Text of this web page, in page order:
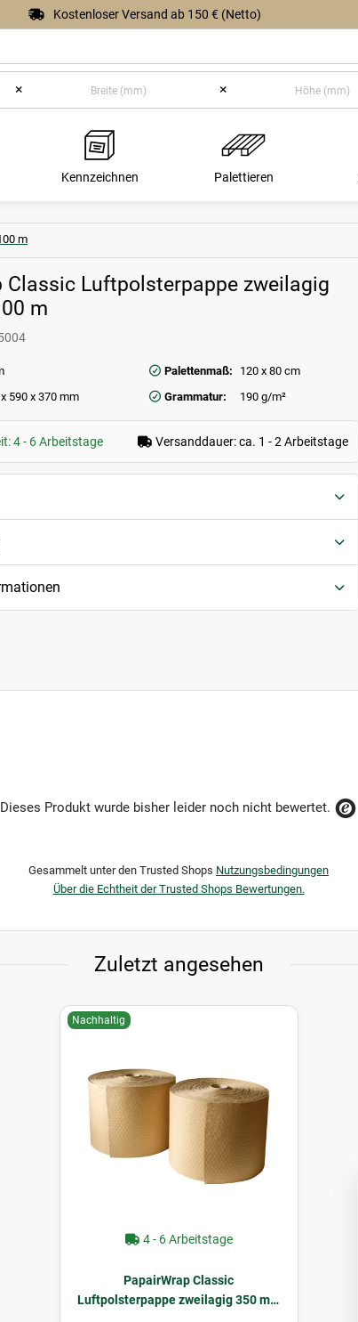
Kostenloser Versand ab 150 € (Netto)
× ×
Kennzeichnen Palettieren
m
Classic Luftpolsterpappe zweilagig
m
Palettenmaß:
120 x 80 cm
590 x 370 mm Grammatur: 190 g/m²
4 - 6 Arbeitstage Versanddauer: ca. 1 - 2 Arbeitstage
Dieses Produkt wurde bisher leider noch nicht bewertet.
Gesammelt unter den Trusted Shops Nutzungsbedingungen
Über die Echtheit der Trusted Shops Bewertungen.
Zuletzt angesehen
Nachhaltig
4 - 6 Arbeitstage
PapairWrap Classic
Luftpolsterpappe zweilagig 350 mm